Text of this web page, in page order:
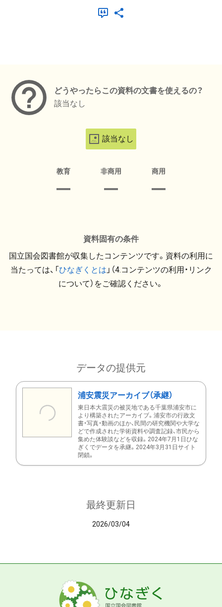
どうやったらこの資料の文書を使えるの？
該当なし
該当なし
教育 非商用 商用
資料固有の条件
国立国会図書館が収集したコンテンツです。資料の利用に
当たっては、「ひなぎくとは 」（4.コンテンツの利用・リンク
について）をご確認ください。
データの提供元
浦安震災アーカイブ（承継）
東日本大震災の被災地である千葉県浦安市に
より構築されたアーカイブ。浦安市の行政文
書・写真・動画のほか、民間の研究機関や大学な
どで作成された学術資料や調査記録、市民から
集めた体験談などを収録。2024年7月1日ひな
ぎくでデータを承継。2024年3月31日サイト
閉鎖。
最終更新日
2026/03/04